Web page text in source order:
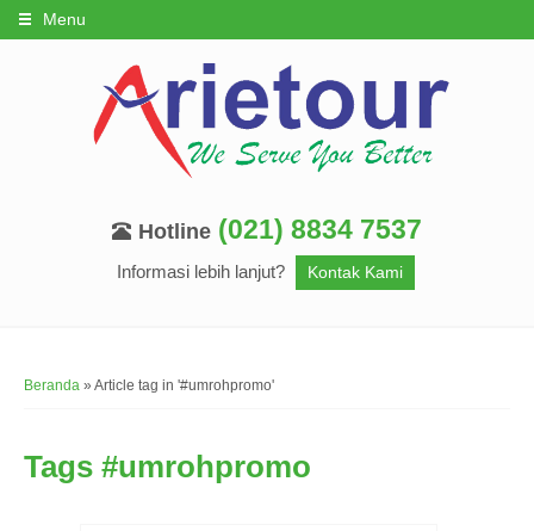
Menu
Hotline (021) 8834 7537
Informasi lebih lanjut? Kontak Kami
Beranda » Article tag in '#umrohpromo'
Tags #umrohpromo